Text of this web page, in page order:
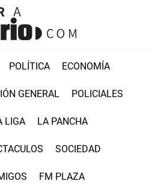
POLÍTICA ECONOMÍA
GENERAL POLICIALES
LIGA LA PANCHA
SOCIEDAD
FM PLAZA